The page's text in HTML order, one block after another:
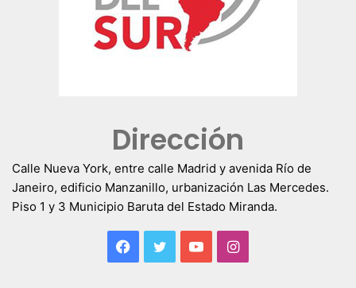
Dirección
Calle Nueva York, entre calle Madrid y avenida Río de
Janeiro, edificio Manzanillo, urbanización Las Mercedes.
Piso 1 y 3 Municipio Baruta del Estado Miranda.
Facebook
TwitterYouTubeInstagram